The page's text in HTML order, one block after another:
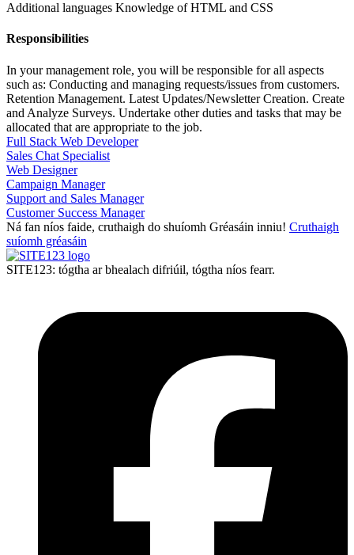
Additional languages Knowledge of HTML and CSS
Responsibilities
In your management role, you will be responsible for all aspects
such as: Conducting and managing requests/issues from customers.
Retention Management. Latest Updates/Newsletter Creation. Create
and Analyze Surveys. Undertake other duties and tasks that may be
allocated that are appropriate to the job.
Full Stack Web Developer
Sales Chat Specialist
Web Designer
Campaign Manager
Support and Sales Manager
Customer Success Manager
Ná fan níos faide, cruthaigh do shuíomh Gréasáin inniu! Cruthaigh
suíomh gréasáin
SITE123: tógtha ar bhealach difriúil, tógtha níos fearr.